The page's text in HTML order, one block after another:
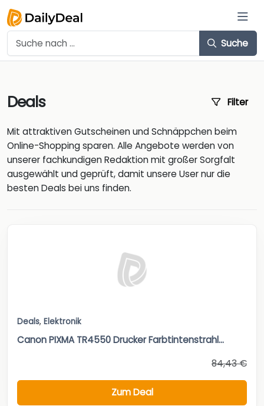
Suche
Deals Filter
Mit attraktiven Gutscheinen und Schnäppchen beim
Online-Shopping sparen. Alle Angebote werden von
unserer fachkundigen Redaktion mit großer Sorgfalt
ausgewählt und geprüft, damit unsere User nur die
besten Deals bei uns finden.
Deals, Elektronik
Canon PIXMA TR4550 Drucker Farbtintenstrahl...
84,43 €
Zum Deal